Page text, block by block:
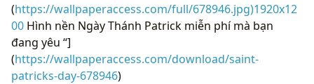
(https://wallpaperaccess.com/full/678946.jpg)1920x12
00 Hình nền Ngày Thánh Patrick miễn phí mà bạn
đang yêu “]
(https://wallpaperaccess.com/download/saint-
patricks-day-678946)